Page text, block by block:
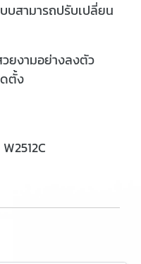
บสามารถปรับเปลี่ยน
ยงามอย่างลงตัว
ตั้ง